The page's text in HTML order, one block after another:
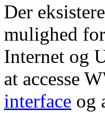
Der
mulighed
Internet og
at accesse
interface og